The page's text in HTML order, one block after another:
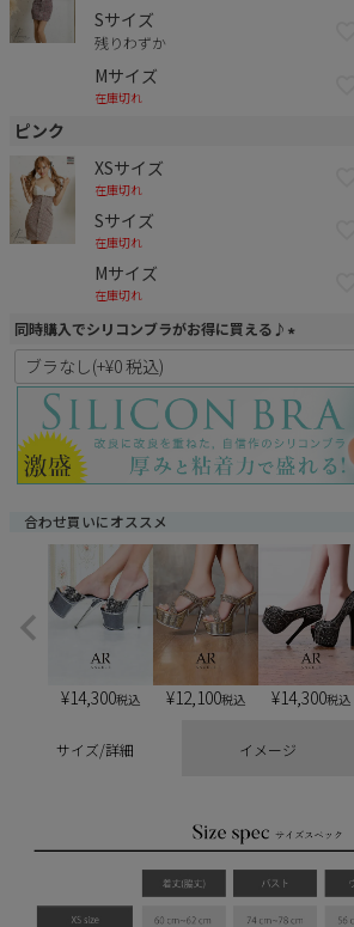
Sサイズ
残りわずか
Mサイズ
在庫切れ
ピンク
XSサイズ
在庫切れ
Sサイズ
在庫切れ
Mサイズ
在庫切れ
同時購入でシリコンブラがお得に買える♪
(
必
須
)
合わせ買いにオススメ
¥14,300税込 ¥12,100税込 ¥14,300税込
サイズ/詳細 イメージ